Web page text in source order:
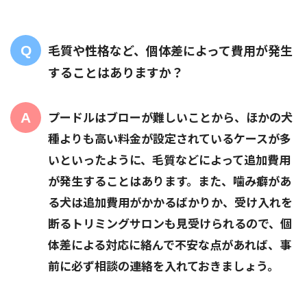
毛質や性格など、個体差によって費用が発生
することはありますか？
プードルはブローが難しいことから、ほかの犬
種よりも高い料金が設定されているケースが多
いといったように、毛質などによって追加費用
が発生することはあります。また、噛み癖があ
る犬は追加費用がかかるばかりか、受け入れを
断るトリミングサロンも見受けられるので、個
体差による対応に絡んで不安な点があれば、事
前に必ず相談の連絡を入れておきましょう。